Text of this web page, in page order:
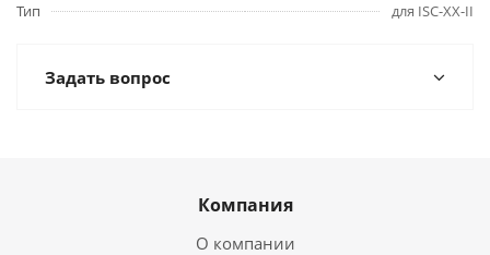
Тип для ISC-XX-II
Задать вопрос
Компания
О компании